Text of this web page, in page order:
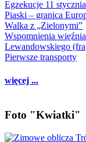
Egzekucje 11
Piaski – granica
Walka z „Zielonymi”
Wspomnienia
Lewandowskiego
Pierwsze transporty
więcej ...
Foto "Kwiatki"